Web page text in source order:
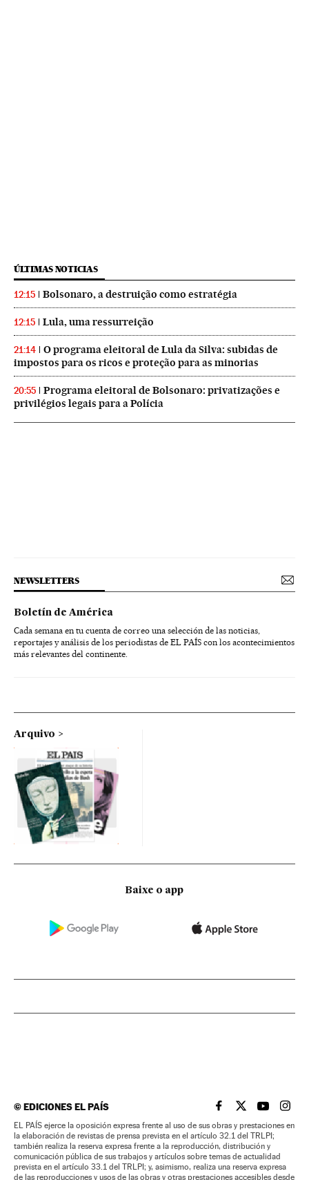
ÚLTIMAS NOTICIAS
12:15 Bolsonaro, a destruição como estratégia
12:15 Lula, uma ressurreição
21:14
O programa eleitoral de Lula da Silva: subidas de
impostos para os ricos e proteção para as minorias
20:55
Programa eleitoral de Bolsonaro: privatizações e
privilégios legais para a Polícia
NEWSLETTERS
Boletín de América
Cada semana en tu cuenta de correo una selección de las noticias,
reportajes y análisis de los periodistas de EL PAÍS con los acontecimientos
más relevantes del continente.
Arquivo
Baixe o app
©EDICIONES EL PAÍS EL PAÍS BRASIL EN
EL PAÍSEL PAÍS
EL
EL PAÍS ejerce la oposición expresa frente al uso de sus obras y prestaciones en
la elaboración de revistas de prensa prevista en el artículo 32.1 del TRLPI;
también realiza la reserva expresa frente a la reproducción, distribución y
comunicación pública de sus trabajos y artículos sobre temas de actualidad
prevista en el artículo 33.1 del TRLPI; y, asimismo, realiza una reserva expresa
de las reproducciones y usos de las obras y otras prestaciones accesibles desde